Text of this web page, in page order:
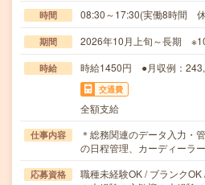
時間 08:30～17:30(実働8時間
期間 2026年10月上旬～長期
時給 時給1450円 ●月収例：
交通費
全額支給
仕事内容
＊総務関連のデータ入力・
の日程管理、カーディーラ
応募資格
職種未経験OK / ブランクOK